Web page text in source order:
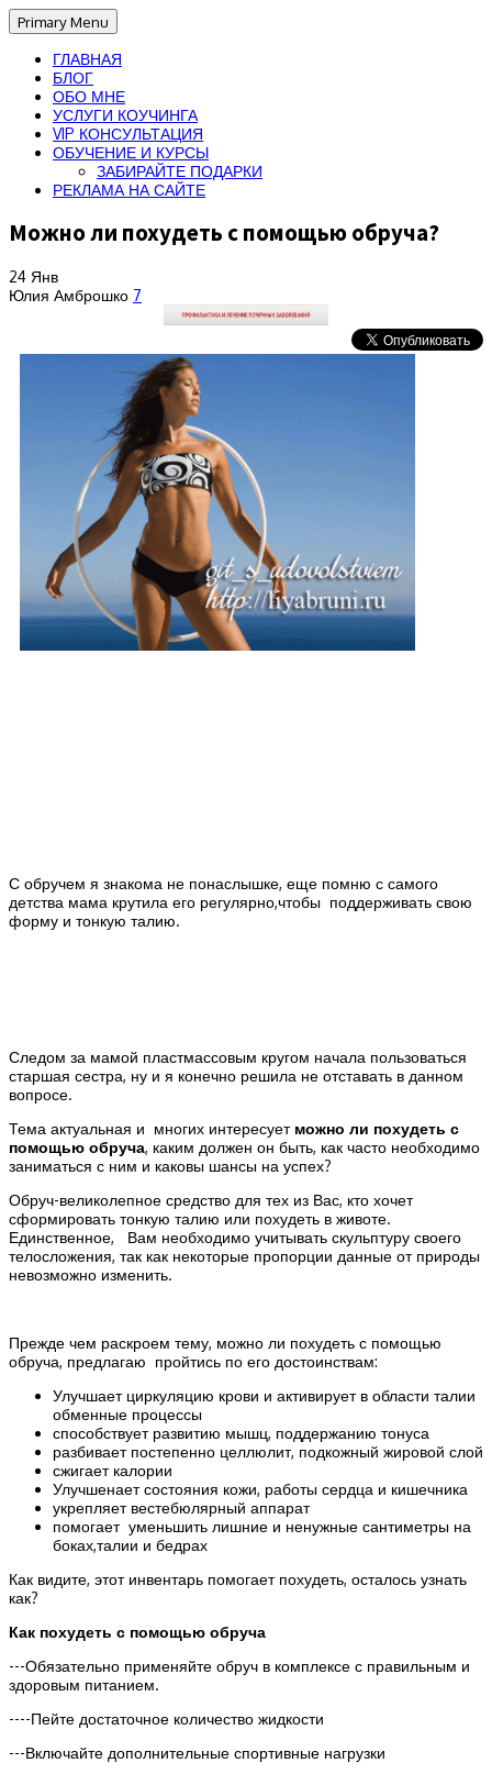
Primary Menu
ГЛАВНАЯ
БЛОГ
ОБО МНЕ
УСЛУГИ КОУЧИНГА
VIP КОНСУЛЬТАЦИЯ
ОБУЧЕНИЕ И КУРСЫ
ЗАБИРАЙТЕ ПОДАРКИ
РЕКЛАМА НА САЙТЕ
Можно ли похудеть с помощью обруча?
24 Янв
Юлия Амброшко 7
С обручем я знакома не понаслышке, еще помню с самого
детства мама крутила его регулярно,чтобы поддерживать свою
форму и тонкую талию.
Следом за мамой пластмассовым кругом начала пользоваться
старшая сестра, ну и я конечно решила не отставать в данном
вопросе.
Тема актуальная и многих интересует можно ли похудеть с
помощью обруча, каким должен он быть, как часто необходимо
заниматься с ним и каковы шансы на успех?
Обруч-великолепное средство для тех из Вас, кто хочет
сформировать тонкую талию или похудеть в животе.
Единственное, Вам необходимо учитывать скульптуру своего
телосложения, так как некоторые пропорции данные от природы
невозможно изменить.
Прежде чем раскроем тему, можно ли похудеть с помощью
обруча, предлагаю пройтись по его достоинствам:
Улучшает циркуляцию крови и активирует в области талии
обменные процессы
способствует развитию мышц, поддержанию тонуса
разбивает постепенно целлюлит, подкожный жировой слой
сжигает калории
Улучшенает состояния кожи, работы сердца и кишечника
укрепляет вестебюлярный аппарат
помогает уменьшить лишние и ненужные сантиметры на
боках,талии и бедрах
Как видите, этот инвентарь помогает похудеть, осталось узнать
как?
Как похудеть с помощью обруча
---Обязательно применяйте обруч в комплексе с правильным и
здоровым питанием.
----Пейте достаточное количество жидкости
---Включайте дополнительные спортивные нагрузки